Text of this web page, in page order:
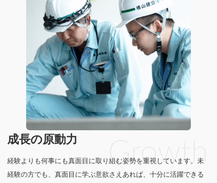
成長の原動力
経験よりも何事にも真面目に取り組む姿勢を重視しています。未
経験の方でも、真面目に学ぶ意欲さえあれば、十分に活躍できる